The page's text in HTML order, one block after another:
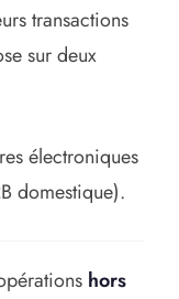
transactions
sur deux
électroniques
domestique).
hors